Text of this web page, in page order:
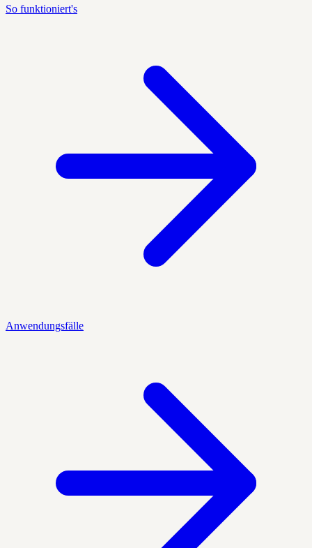
So funktioniert's
Anwendungsfälle